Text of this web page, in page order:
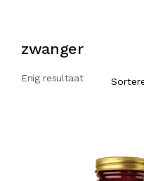
zwanger
Enig resultaat